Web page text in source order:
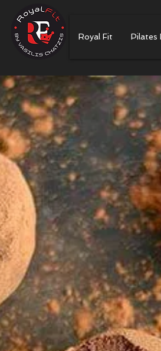
Royal Fit Pilates